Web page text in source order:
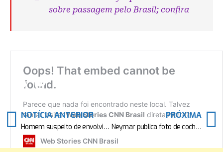
sobre passagem pelo Brasil; confira
F
a
c
e
b
M
a
st
o
d
m
ai
l
h
at
s
A
h
ar
e
NOTÍCIA ANTERIOR
Homem suspeito de envolvimento na morte de agente de limpeza é preso
PRÓXIMA
Neymar publica foto de cochilo durante jogo do Brasil na Copa América